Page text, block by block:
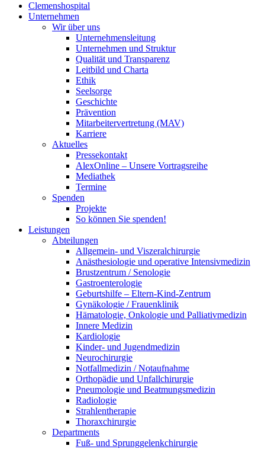
Clemenshospital
Unternehmen
Wir über uns
Unternehmensleitung
Unternehmen und Struktur
Qualität und Transparenz
Leitbild und Charta
Ethik
Seelsorge
Geschichte
Prävention
Mitarbeitervertretung (MAV)
Karriere
Aktuelles
Pressekontakt
AlexOnline – Unsere Vortragsreihe
Mediathek
Termine
Spenden
Projekte
So können Sie spenden!
Leistungen
Abteilungen
Allgemein- und Viszeralchirurgie
Anästhesiologie und operative Intensivmedizin
Brustzentrum / Senologie
Gastroenterologie
Geburtshilfe – Eltern-Kind-Zentrum
Gynäkologie / Frauenklinik
Hämatologie, Onkologie und Palliativmedizin
Innere Medizin
Kardiologie
Kinder- und Jugendmedizin
Neurochirurgie
Notfallmedizin / Notaufnahme
Orthopädie und Unfallchirurgie
Pneumologie und Beatmungsmedizin
Radiologie
Strahlentherapie
Thoraxchirurgie
Departments
Fuß- und Sprunggelenkchirurgie